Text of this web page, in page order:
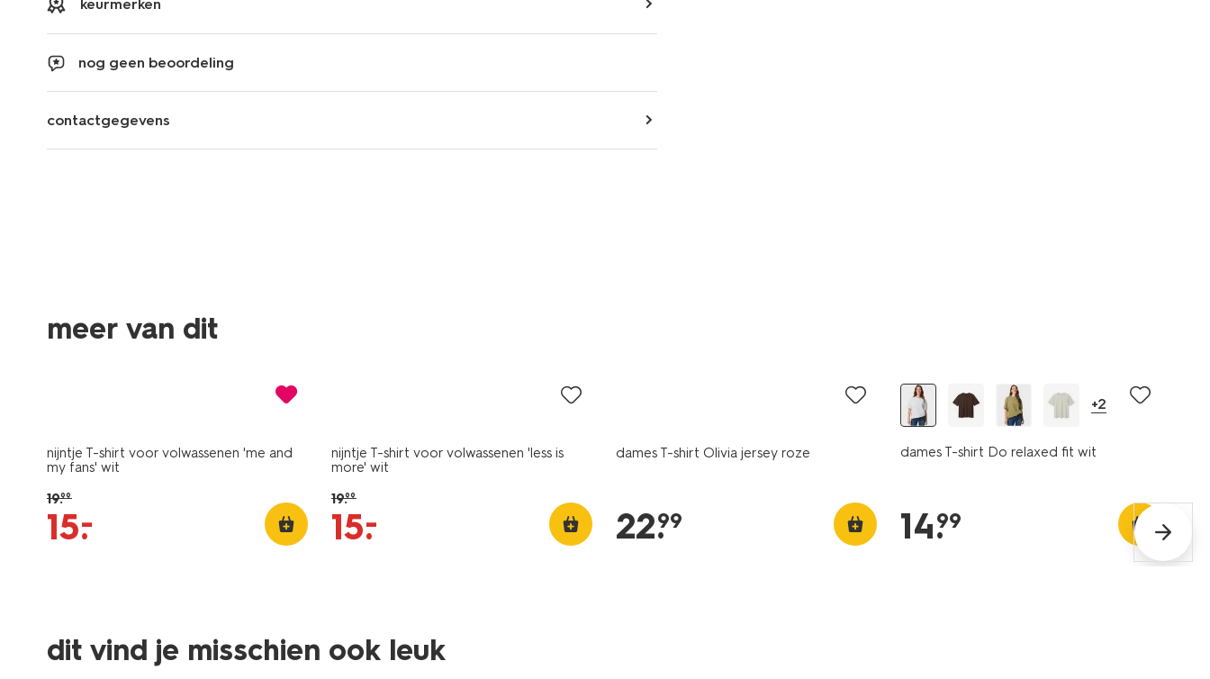
keurmerken
nog geen beoordeling
contactgegevens
meer van dit
nijntje T-shirt voor volwassenen 'me and
my fans' wit
19.99
15.
–
nijntje T-shirt voor volwassenen 'less is
more' wit
19.99
15.
–
dames T-shirt Olivia jersey roze
22.
99
+2
dames T-shirt Do relaxed fit wit
14.
99
dit vind je misschien ook leuk